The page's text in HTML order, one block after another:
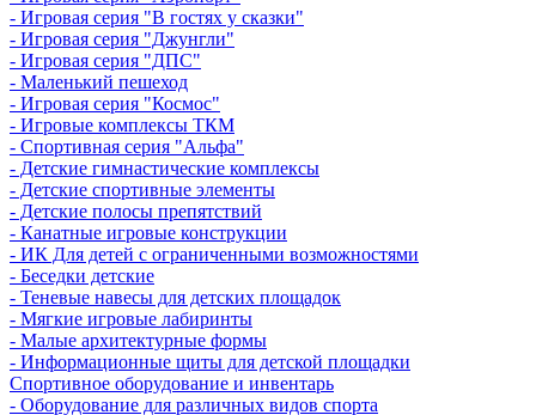
- Игровая серия "В гостях у сказки"
- Игровая серия "Джунгли"
- Игровая серия "ДПС"
- Маленький пешеход
- Игровая серия "Космос"
- Игровые комплексы ТКМ
- Спортивная серия "Альфа"
- Детские гимнастические комплексы
- Детские спортивные элементы
- Детские полосы препятствий
- Канатные игровые конструкции
- ИК Для детей с ограниченными возможностями
- Беседки детские
- Теневые навесы для детских площадок
- Мягкие игровые лабиринты
- Малые архитектурные формы
- Информационные щиты для детской площадки
Спортивное оборудование и инвентарь
- Оборудование для различных видов спорта